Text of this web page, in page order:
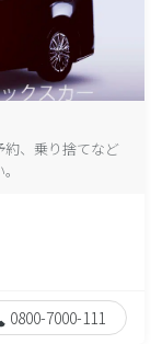
約、乗り捨てなど
0800-7000-111